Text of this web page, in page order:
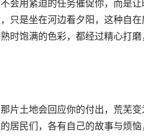
会用紧迫的任务催促你，而是
只是坐在河边看夕阳，这种自
时饱满的色彩，都经过精心打
片土地会回应你的付出，荒芜
居民们，各有自己的故事与烦